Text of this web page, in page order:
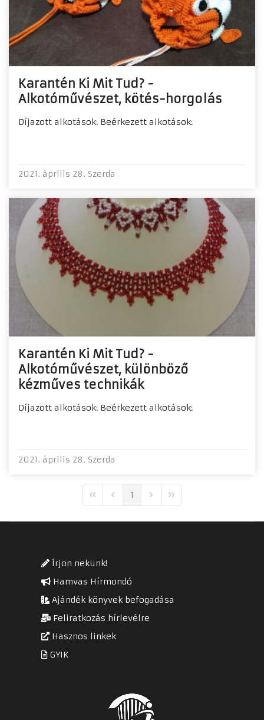
Karantén Ki Mit Tud? -
Alkotóművészet, kötés-horgolás
Díjazott alkotások: Beérkezett alkotások:
2021. április 28. Szerda
Karantén Ki Mit Tud? -
Alkotóművészet, különböző
kézműves technikák
Díjazott alkotások: Beérkezett alkotások:
2021. április 28. Szerda
First PagePrevious Page
1 Next PageLast Page
Írjon nekünk!
Hamvas Hírmondó
Ajándék könyvek befogadása
Feliratkozás hírlevélre
Hasznos linkek
GYIK